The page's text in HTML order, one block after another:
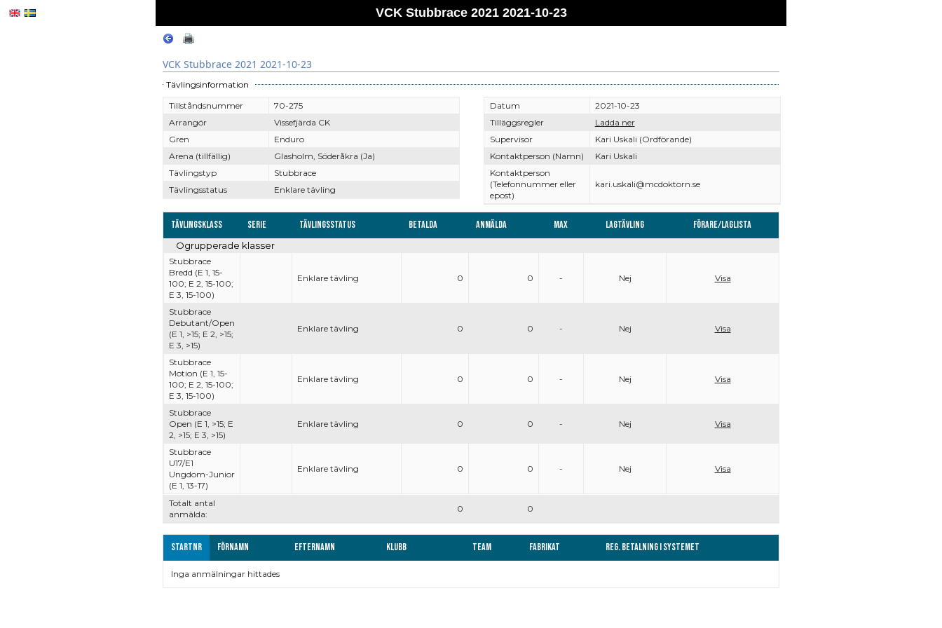
VCK Stubbrace 2021 2021-10-23
VCK Stubbrace 2021 2021-10-23
Tävlingsinformation
Tillståndsnummer
70-275
Arrangör
Vissefjärda CK
Gren
Enduro
Arena (tillfällig)
Glasholm, Söderåkra (Ja)
Tävlingstyp
Stubbrace
Tävlingsstatus
Enklare tävling
Datum
2021-10-23
Tilläggsregler
Ladda ner
Supervisor
Kari Uskali (Ordförande)
Kontaktperson (Namn)
Kari Uskali
Kontaktperson
(Telefonnummer eller
epost)
kari.uskali@mcdoktorn.se
Tävlingsklass Serie Tävlingsstatus Betalda Anmälda Max Lagtävling Förare/Laglista
Totalt antal
anmälda:
0 0
Ogrupperade klasser
Stubbrace
Bredd (E 1, 15-
100; E 2, 15-100;
E 3, 15-100)
Enklare tävling 0 0 - Nej Visa
Stubbrace
Debutant/Open
(E 1, >15; E 2, >15;
E 3, >15)
Enklare tävling 0 0 - Nej Visa
Stubbrace
Motion (E 1, 15-
100; E 2, 15-100;
E 3, 15-100)
Enklare tävling 0 0 - Nej Visa
Stubbrace
Open (E 1, >15; E
2, >15; E 3, >15)
Enklare tävling 0 0 - Nej Visa
Stubbrace
U17/E1
Ungdom-Junior
(E 1, 13-17)
Enklare tävling 0 0 - Nej Visa
Startnr Förnamn Efternamn Klubb Team Fabrikat Reg. Betalning i systemet
Inga anmälningar hittades